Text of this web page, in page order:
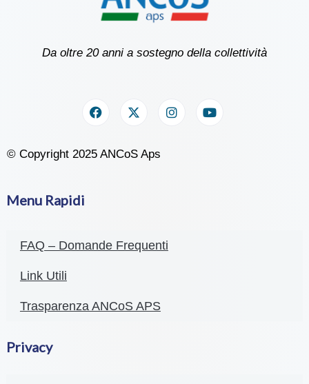
Da oltre 20 anni a sostegno della collettività
© Copyright 2025 ANCoS Aps
Menu Rapidi
FAQ – Domande Frequenti
Link Utili
Trasparenza ANCoS APS
Privacy